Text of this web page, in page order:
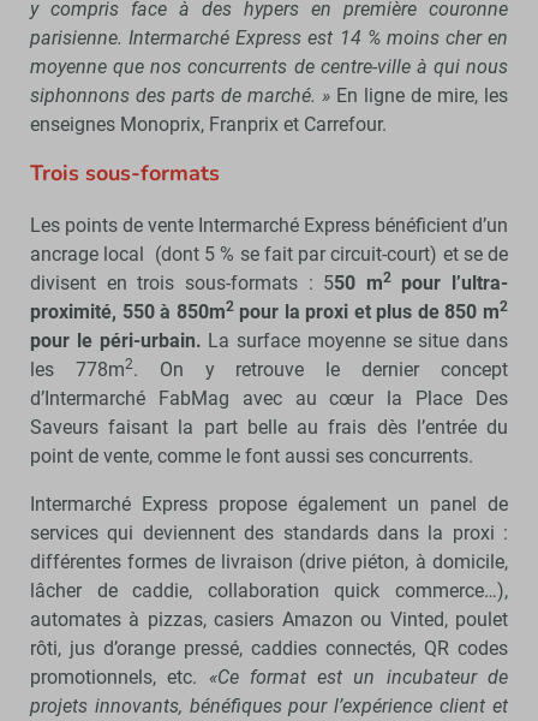
y compris face à des hypers en première couronne
parisienne. Intermarché Express est 14 % moins cher en
moyenne que nos concurrents de centre-ville à qui nous
siphonnons des parts de marché. » En ligne de mire, les
enseignes Monoprix, Franprix et Carrefour.
Trois sous-formats
Les points de vente Intermarché Express bénéficient d’un
ancrage local (dont 5 % se fait par circuit-court) et se de
divisent en trois sous-formats : 550 m2pour l’ultra-
proximité, 550 à 850m2pour la proxi et plus de 850 m2
pour le péri-urbain. La surface moyenne se situe dans
les 778m2. On y retrouve le dernier concept
d’Intermarché FabMag avec au cœur la Place Des
Saveurs faisant la part belle au frais dès l’entrée du
point de vente, comme le font aussi ses concurrents.
Intermarché Express propose également un panel de
services qui deviennent des standards dans la proxi :
différentes formes de livraison (drive piéton, à domicile,
lâcher de caddie, collaboration quick commerce…),
automates à pizzas, casiers Amazon ou Vinted, poulet
rôti, jus d’orange pressé, caddies connectés, QR codes
promotionnels, etc. «Ce format est un incubateur de
projets innovants, bénéfiques pour l’expérience client et